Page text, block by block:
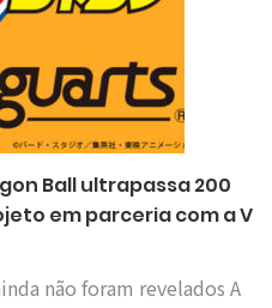
Ball ultrapassa 200
em parceria com a V
não foram revelados A